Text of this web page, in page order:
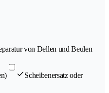
von Dellen und Beulen
Scheibenersatz oder